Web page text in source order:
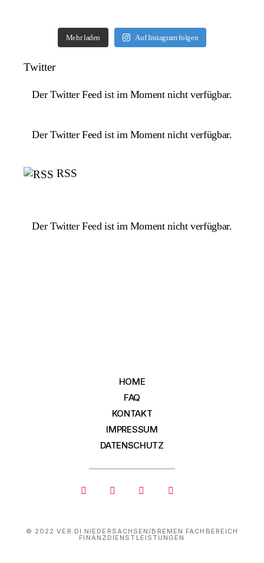
Mehr laden Auf Instagram folgen
Twitter
Der Twitter Feed ist im Moment nicht verfügbar.
Der Twitter Feed ist im Moment nicht verfügbar.
RSS
Der Twitter Feed ist im Moment nicht verfügbar.
HOME
FAQ
KONTAKT
IMPRESSUM
DATENSCHUTZ
© 2022 VER.DI NIEDERSACHSEN/BREMEN FACHBEREICH
FINANZDIENSTLEISTUNGEN